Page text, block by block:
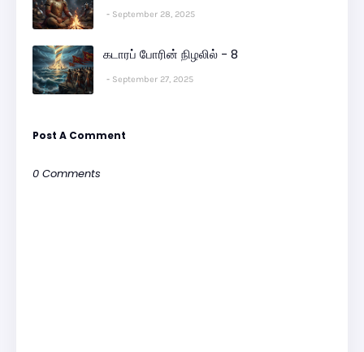
September 28, 2025
கடாரப் போரின் நிழலில் - 8
September 27, 2025
Post A Comment
0 Comments